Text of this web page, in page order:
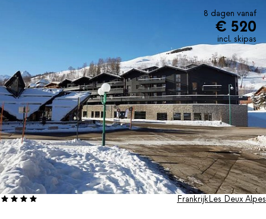
je heerlijk ontspannen met een vin chaud of cocktail. Nieuw is de
wellnessruimte met een sauna, infrarood sauna, belevingsdouche
en ijsbad, perfect om tot rust te komen na een dag in de
sneeuw.Op loopafstand vind je diverse winkeltjes en restaurants,
maar ook in het hotel is het gezellig. In de eigen après skibar is
het elke dag levendig en sfeervol. Dankzij de familiaire
ambiance, moderne faciliteiten en de toplocatie is Le Sherpa al
jaren een echte aanrader voor een onbezorgde
wintersportvakantie.
8 dagen vanaf
€ 520
incl. skipas
FrankrijkLes Deux Alpes